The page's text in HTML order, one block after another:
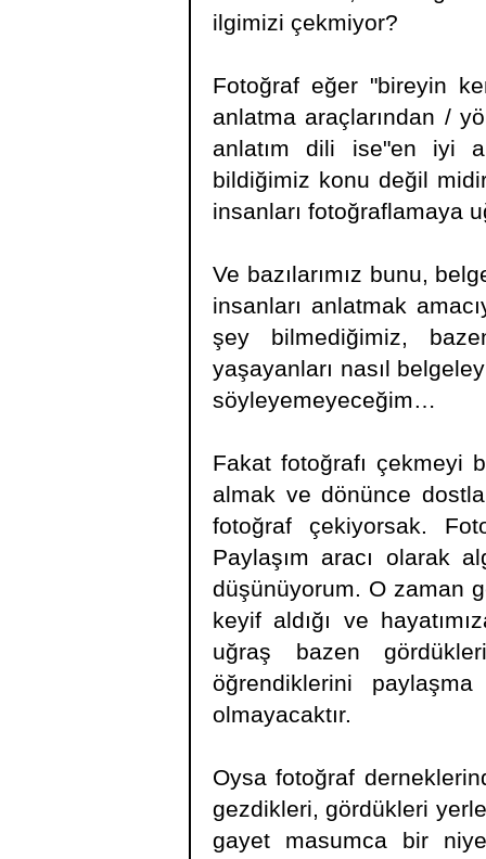
ilgimizi çekmiyor?
Fotoğraf eğer "bireyin
anlatma araçlarından /
anlatım dili ise"en iyi
bildiğimiz konu değil
insanları fotoğraflamaya
Ve bazılarımız bunu,
insanları anlatmak
şey bilmediğimiz,
yaşayanları nasıl
söyleyemeyeceğim…
Fakat fotoğrafı çekmeyi
almak ve dönünce
fotoğraf çekiyorsak.
Paylaşım aracı olarak
düşünüyorum. O zaman
keyif aldığı ve
uğraş bazen
öğrendiklerini
olmayacaktır.
Oysa fotoğraf
gezdikleri, gördükleri
gayet masumca bir